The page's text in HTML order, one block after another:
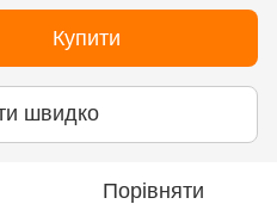
Купити
швидко
Порівняти